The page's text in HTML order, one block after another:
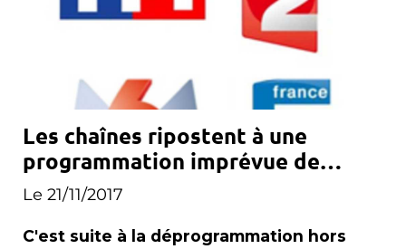
Les chaînes ripostent à une
programmation imprévue de
Canal+
Le 21/11/2017
C'est suite à la déprogrammation hors